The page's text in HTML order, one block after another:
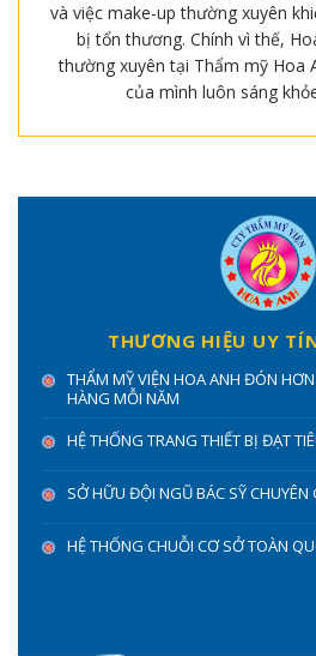
và việc make-up thường xuyên
bị tổn thương. Chính vì thế,
thường xuyên tại Thẩm mỹ Hoa
của mình luôn sáng
THƯƠNG HIỆU UY
THẨM MỸ VIỆN HOA ANH ĐÓN
HÀNG MỖI NĂM
HỆ THỐNG TRANG THIẾT BỊ ĐẠT
SỞ HỮU ĐỘI NGŨ BÁC SỸ
HỆ THỐNG CHUỖI CƠ SỞ TOÀN